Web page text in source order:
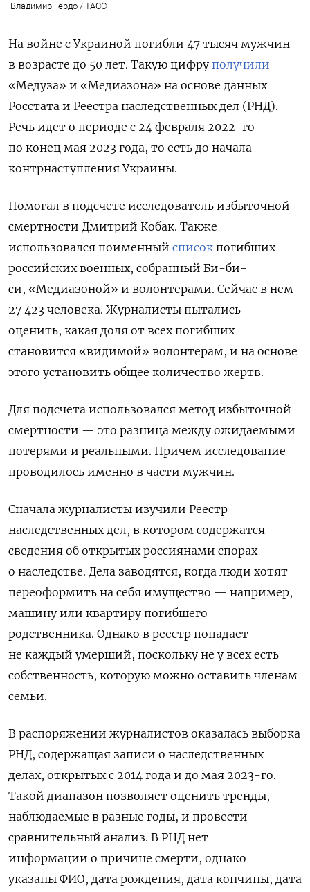
Владимир Гердо / ТАСС
На войне с Украиной погибли 47 тысяч мужчин
в возрасте до 50 лет. Такую цифру получили
«Медуза» и «Медиазона» на основе данных
Росстата и Реестра наследственных дел (РНД).
Речь идет о периоде с 24 февраля 2022-го
по конец мая 2023 года, то есть до начала
контрнаступления Украины.
Помогал в подсчете исследователь избыточной
смертности Дмитрий Кобак. Также
использовался поименный список погибших
российских военных, собранный Би-би-
си, «Медиазоной» и волонтерами. Сейчас в нем
27 423 человека. Журналисты пытались
оценить, какая доля от всех погибших
становится «видимой» волонтерам, и на основе
этого установить общее количество жертв.
Для подсчета использовался метод избыточной
смертности — это разница между ожидаемыми
потерями и реальными. Причем исследование
проводилось именно в части мужчин.
Сначала журналисты изучили Реестр
наследственных дел, в котором содержатся
сведения об открытых россиянами спорах
о наследстве. Дела заводятся, когда люди хотят
переоформить на себя имущество — например,
машину или квартиру погибшего
родственника. Однако в реестр попадает
не каждый умерший, поскольку не у всех есть
собственность, которую можно оставить членам
семьи.
В распоряжении журналистов оказалась выборка
РНД, содержащая записи о наследственных
делах, открытых с 2014 года и до мая 2023-го.
Такой диапазон позволяет оценить тренды,
наблюдаемые в разные годы, и провести
сравнительный анализ. В РНД нет
информации о причине смерти, однако
указаны ФИО, дата рождения, дата кончины, дата